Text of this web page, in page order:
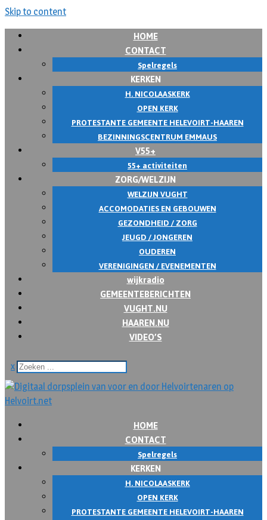
Skip to content
HOME
CONTACT
Spelregels
KERKEN
H. NICOLAASKERK
OPEN KERK
PROTESTANTE GEMEENTE HELEVOIRT-HAAREN
BEZINNINGSCENTRUM EMMAUS
V55+
55+ activiteiten
ZORG/WELZIJN
WELZIJN VUGHT
ACCOMODATIES EN GEBOUWEN
GEZONDHEID / ZORG
JEUGD / JONGEREN
OUDEREN
VERENIGINGEN / EVENEMENTEN
wijkradio
GEMEENTEBERICHTEN
VUGHT.NU
HAAREN.NU
VIDEO’S
x
HOME
CONTACT
Spelregels
KERKEN
H. NICOLAASKERK
OPEN KERK
PROTESTANTE GEMEENTE HELEVOIRT-HAAREN